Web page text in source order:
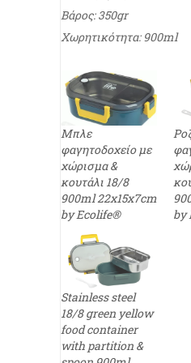
Βάρος: 350gr
Χωρητικότητα: 900ml
Μπλε
φαγητοδοχείο με
χώρισμα &
κουτάλι 18/8
900ml 22x15x7cm
by Ecolife®
by
Stainless steel
18/8 green yellow
food container
with partition &